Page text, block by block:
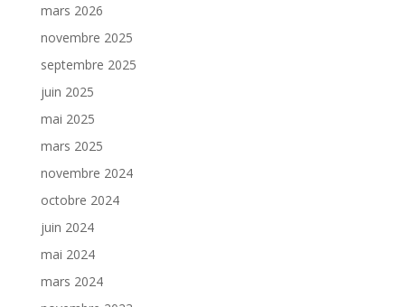
mars 2026
novembre 2025
septembre 2025
juin 2025
mai 2025
mars 2025
novembre 2024
octobre 2024
juin 2024
mai 2024
mars 2024